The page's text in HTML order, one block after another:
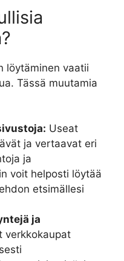
löytäminen vaatii
Tässä muutamia
Useat
ja vertaavat eri
ja
voit helposti löytää
etsimällesi
ja
verkkokaupat